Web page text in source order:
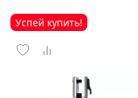
Успей купить!